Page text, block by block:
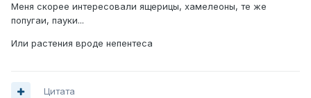
Меня скорее интересовали ящерицы, хамелеоны, те же
попугаи, пауки...
Или растения вроде непентеса
Цитата